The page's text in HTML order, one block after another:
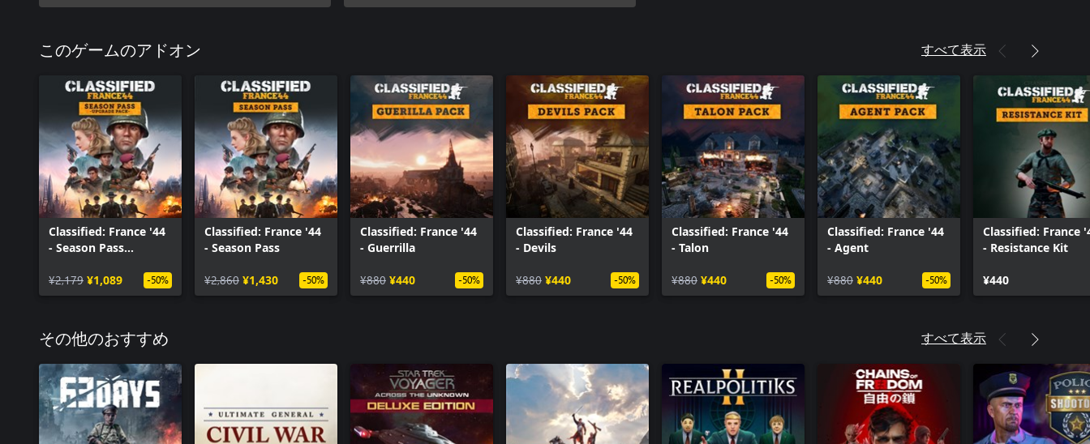
このゲームのアドオン すべて表示
Classified: France '44
- Season Pass
¥2,179 ¥1,089 -50%
Classified: France '44
- Season Pass
¥2,860 ¥1,430 -50%
Classified: France '44
- Guerrilla
¥880 ¥440 -50%
Classified: France '44
- Devils
¥880 ¥440 -50%
Classified: France '44
- Talon
¥880 ¥440 -50%
Classified: France '44
- Agent
¥880 ¥440 -50%
Classified: France
- Resistance Kit
¥440
その他のおすすめ すべて表示